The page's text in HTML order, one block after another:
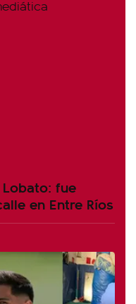
fue
en Entre Ríos